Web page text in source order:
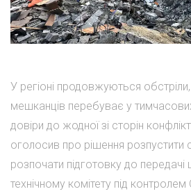
У регіоні продовжуються
мешканців перебуває у
довіри до жодної зі сторін
оголосив про рішення розпустити
розпочати підготовку до передачі
технічному комітету під